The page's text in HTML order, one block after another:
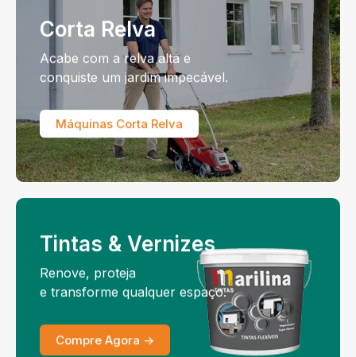
Corta Relva
Acabe com a relva alta e
conquiste um jardim impecável.
Máquinas Corta Relva
Tintas & Vernizes
Renove, proteja
e transforme qualquer espaço.
Compre Agora ->